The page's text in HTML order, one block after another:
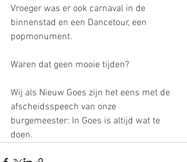
Vroeger was er ook carnaval in de
binnenstad en een Dancetour, een
popmonument.
Waren dat geen mooie tijden?
Wij als Nieuw Goes zijn het eens met de
afscheidsspeech van onze
burgemeester: In Goes is altijd wat te
doen.